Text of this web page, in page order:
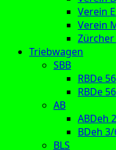
Verein
Verein
Triebwagen
SBB
RBDe
RBDe
AB
ABDeh
BDeh
BLS